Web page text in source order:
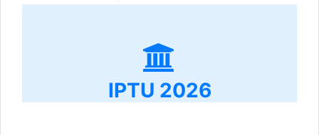
IPTU 2026